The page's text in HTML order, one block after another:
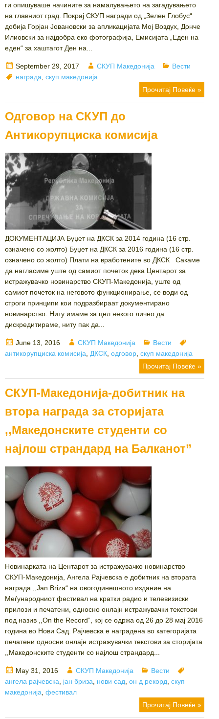
ги опишуваше начините за намалувањето на загадувањето
на главниот град. Покрај СКУП награди од „Зелен Глобус“
добија Горјан Јовановски за апликацијата Мој Воздух, Донче
Илиовски за најдобра еко фотографија, Емисијата „Еден на
еден“ за хаштагот Ден на...
Posted
on
September 29, 2017 Author
СКУП Македонија Categories
Вести
Tags
награда скуп македонија
Прочитај Повеќе »
Одговор на СКУП до
Антикорупциска комисија
ДОКУМЕНТАЦИЈА Буџет на ДКСК за 2014 година (16 стр.
означено со жолто) Буџет на ДКСК за 2016 година (16 стр.
означено со жолто) Плати на вработените во ДКСК Сакаме
да нагласиме уште од самиот почеток дека Центарот за
истражувачко новинарство СКУП-Македонија, уште од
самиот почеток на неговото функционирање, се води од
строги принципи кои подразбираат документирано
новинарство. Ниту имаме за цел некого лично да
дискредитираме, ниту пак да...
Posted
on
June 13, 2016 Author
СКУП Македонија Categories
Вести
антикорупциска комисија
ДКСК одговор скуп македонија
Прочитај Повеќе »
СКУП-Македонија-добитник на
втора награда за сторијата
,,Македонските студенти со
најлош страндард на Балканот”
Новинарката на Центарот за истражувачко новинарство
СКУП-Македонија, Ангела Рајчевска е добитник на втората
награда ,,Jan Briza“ на овогодинешното издание на
Меѓународниот фестивал на кратки радио и телевизиски
прилози и печатени, односно онлајн истражувачки текстови
под назив ,,On the Record”, кој се одржа од 26 до 28 мај 2016
година во Нови Сад. Рајчевска е наградена во категоријата
печатени односни онлајн истражувачки текстови за сторијата
,,Македонските студенти со најлош страндард...
Posted
on
May 31, 2016 Author
СКУП Македонија Categories
Вести
ангела рајчевска
јан бриза нови сад он д рекорд скуп
македонија фестивал
Прочитај Повеќе »